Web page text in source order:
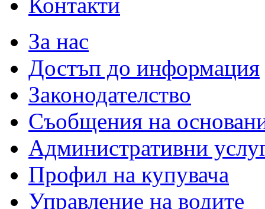
За нас
Достъп до информация
Законодателство
Съобщения на
Административни
Профил на купувача
Управление на водите